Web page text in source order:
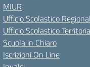
MIUR
Ufficio Scolastico
Ufficio Scolastico
Scuola in Chiaro
Iscrizioni On Line